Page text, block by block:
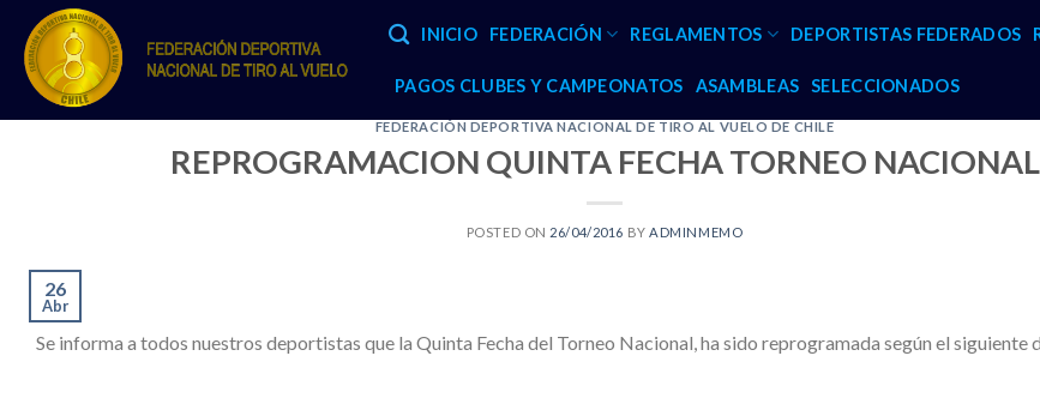
content
INICIO FEDERACIÓN REGLAMENTOS DEPORTISTAS FEDERADOS
PAGOS CLUBES Y CAMPEONATOS ASAMBLEAS SELECCIONADOS
FEDERACIÓN DEPORTIVA NACIONAL DE TIRO AL VUELO DE CHILE
REPROGRAMACION QUINTA FECHA TORNEO NACIONAL
POSTED ON 26/04/2016 BY ADMINMEMO
26
Abr
Se informa a todos nuestros deportistas que la Quinta Fecha del Torneo Nacional, ha sido reprogramada según el siguiente